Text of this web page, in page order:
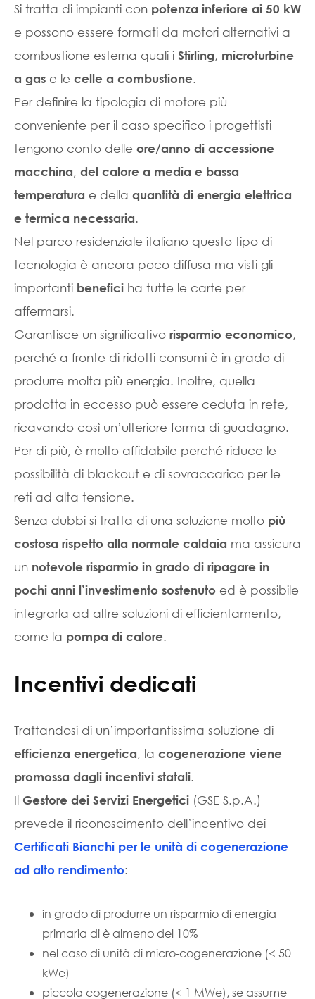
Si tratta di impianti con potenza inferiore ai 50 kW
e possono essere formati da motori alternativi a
combustione esterna quali i Stirling, microturbine
a gas e le celle a combustione.
Per definire la tipologia di motore più
conveniente per il caso specifico i progettisti
tengono conto delle ore/anno di accessione
macchina, del calore a media e bassa
temperatura e della quantità di energia elettrica
e termica necessaria.
Nel parco residenziale italiano questo tipo di
tecnologia è ancora poco diffusa ma visti gli
importanti benefici ha tutte le carte per
affermarsi.
Garantisce un significativo risparmio economico,
perché a fronte di ridotti consumi è in grado di
produrre molta più energia. Inoltre, quella
prodotta in eccesso può essere ceduta in rete,
ricavando così un’ulteriore forma di guadagno.
Per di più, è molto affidabile perché riduce le
possibilità di blackout e di sovraccarico per le
reti ad alta tensione.
Senza dubbi si tratta di una soluzione molto più
costosa rispetto alla normale caldaia ma assicura
un notevole risparmio in grado di ripagare in
pochi anni l’investimento sostenuto ed è possibile
integrarla ad altre soluzioni di efficientamento,
come la pompa di calore.
Incentivi dedicati
Trattandosi di un’importantissima soluzione di
efficienza energetica, la cogenerazione viene
promossa dagli incentivi statali.
Il Gestore dei Servizi Energetici (GSE S.p.A.)
prevede il riconoscimento dell’incentivo dei
Certificati Bianchi per le unità di cogenerazione
ad alto rendimento:
in grado di produrre un risparmio di energia
primaria di è almeno del 10%
nel caso di unità di micro-cogenerazione (< 50
kWe)
piccola cogenerazione (< 1 MWe), se assume